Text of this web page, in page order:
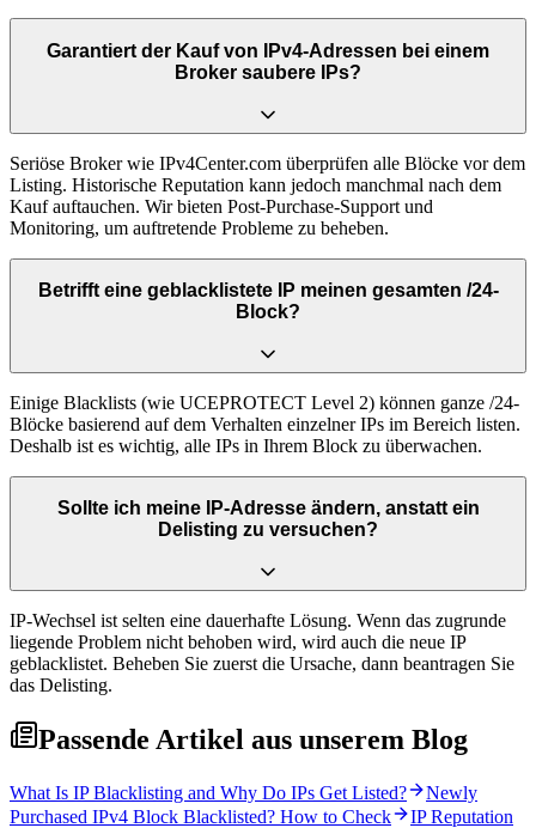
Garantiert der Kauf von IPv4-Adressen bei einem
Broker saubere IPs?
Seriöse Broker wie IPv4Center.com überprüfen alle Blöcke vor dem
Listing. Historische Reputation kann jedoch manchmal nach dem
Kauf auftauchen. Wir bieten Post-Purchase-Support und
Monitoring, um auftretende Probleme zu beheben.
Betrifft eine geblacklistete IP meinen gesamten /24-
Block?
Einige Blacklists (wie UCEPROTECT Level 2) können ganze /24-
Blöcke basierend auf dem Verhalten einzelner IPs im Bereich listen.
Deshalb ist es wichtig, alle IPs in Ihrem Block zu überwachen.
Sollte ich meine IP-Adresse ändern, anstatt ein
Delisting zu versuchen?
IP-Wechsel ist selten eine dauerhafte Lösung. Wenn das zugrunde
liegende Problem nicht behoben wird, wird auch die neue IP
geblacklistet. Beheben Sie zuerst die Ursache, dann beantragen Sie
das Delisting.
Passende Artikel aus unserem Blog
What Is IP Blacklisting and Why Do IPs Get Listed?
Newly
Purchased IPv4 Block Blacklisted? How to Check
IP Reputation